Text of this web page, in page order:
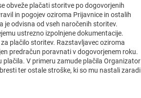
obveže plačati storitve po dogovorjenih
in pogojev oziroma Prijavnice in ostalih
je odvisna od vseh naročenih storitev.
ustrezno izpolnjene dokumentacije.
plačilo storitev. Razstavljavec oziroma
predračun poravnati v dogovorjenem roku.
V primeru zamude plačila Organizator
ter ostale stroške, ki so mu nastali zaradi